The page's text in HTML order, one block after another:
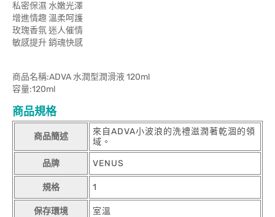
私密保濕 水嫩光澤
增進情趣 溫柔呵護
玫瑰香氛 迷人催情
敏感提升 銷魂快感
商品名稱:ADVA 水潤型潤滑液 120ml
容量:120ml
商品規格
商品簡述
來自ADVA小波浪的洗禮滋潤著乾涸的領
域。
品牌 VENUS
規格 1
保存環境 室溫